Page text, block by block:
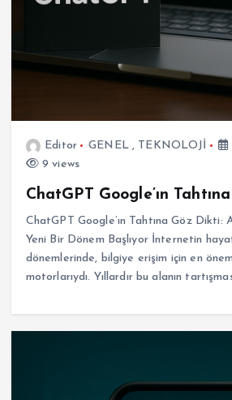
Editor GENEL, TEKNOLOJİ
9 views
ChatGPT Google’ın
ChatGPT Google’ın Tahtına Göz Dikti:
Yeni Bir Dönem Başlıyor İnternetin
dönemlerinde, bilgiye erişim için en
motorlarıydı. Yıllardır bu alanın